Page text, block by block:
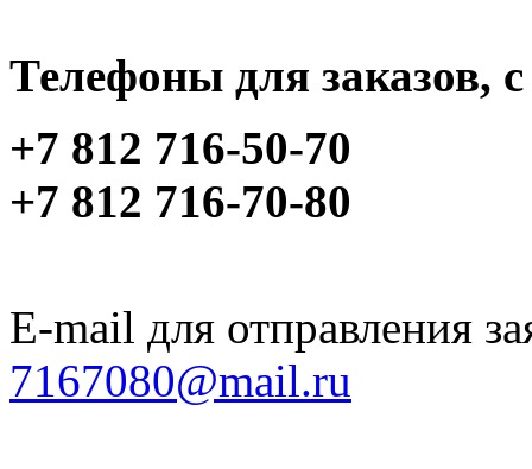
Телефоны для заказов,
+7 812 716-50-70
+7 812 716-70-80
E-mail для отправления
7167080@mail.ru